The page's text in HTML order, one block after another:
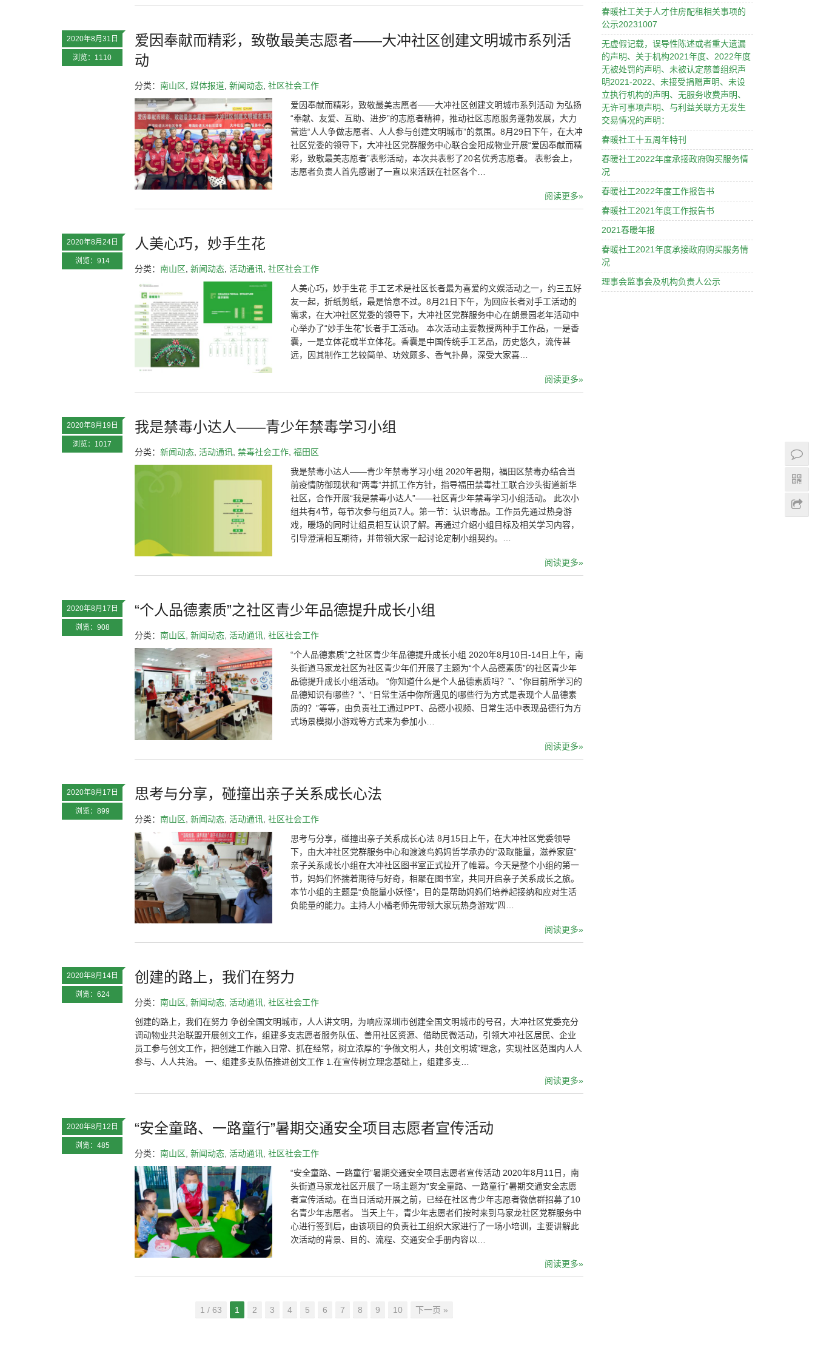
2020年8月31日
浏览：1110
爱因奉献而精彩，致敬最美志愿者——大冲社区创建文明城市系列活
动
分类： 南山区 媒体报道 新闻动态 社区社会工作
爱因奉献而精彩，致敬最美志愿者——大冲社区创建文明城市系列活动 为弘扬
“奉献、友爱、互助、进步”的志愿者精神，推动社区志愿服务蓬勃发展，大力
营造“人人争做志愿者、人人参与创建文明城市”的氛围。8月29日下午，在大冲
社区党委的领导下，大冲社区党群服务中心联合金阳成物业开展“爱因奉献而精
彩，致敬最美志愿者”表彰活动，本次共表彰了20名优秀志愿者。 表彰会上，
志愿者负责人首先感谢了一直以来活跃在社区各个…
阅读更多»
2020年8月24日
浏览：914
人美心巧，妙手生花
分类： 南山区, 新闻动态, 活动通讯, 社区社会工作
人美心巧，妙手生花 手工艺术是社区长者最为喜爱的文娱活动之一，约三五好
友一起，折纸剪纸，最是恰意不过。8月21日下午，为回应长者对手工活动的
需求，在大冲社区党委的领导下，大冲社区党群服务中心在朗景园老年活动中
心举办了“妙手生花”长者手工活动。 本次活动主要教授两种手工作品，一是香
囊，一是立体花或半立体花。香囊是中国传统手工艺品，历史悠久，流传甚
远，因其制作工艺较简单、功效颇多、香气扑鼻，深受大家喜…
阅读更多»
2020年8月19日
浏览：1017
我是禁毒小达人——青少年禁毒学习小组
分类： 新闻动态, 活动通讯, 禁毒社会工作, 福田区
我是禁毒小达人——青少年禁毒学习小组 2020年暑期，福田区禁毒办结合当
前疫情防御现状和“两毒”并抓工作方针，指导福田禁毒社工联合沙头街道新华
社区，合作开展“我是禁毒小达人”——社区青少年禁毒学习小组活动。 此次小
组共有4节，每节次参与组员7人。第一节：认识毒品。工作员先通过热身游
戏，暖场的同时让组员相互认识了解。再通过介绍小组目标及相关学习内容，
引导澄清相互期待，并带领大家一起讨论定制小组契约。…
阅读更多»
2020年8月17日
浏览：908
“个人品德素质”之社区青少年品德提升成长小组
分类： 南山区, 新闻动态, 活动通讯, 社区社会工作
“个人品德素质”之社区青少年品德提升成长小组 2020年8月10日-14日上午，南
头街道马家龙社区为社区青少年们开展了主题为“个人品德素质”的社区青少年
品德提升成长小组活动。 “你知道什么是个人品德素质吗？”、“你目前所学习的
品德知识有哪些？”、“日常生活中你所遇见的哪些行为方式是表现个人品德素
质的？”等等，由负责社工通过PPT、品德小视频、日常生活中表现品德行为方
式场景模拟小游戏等方式来为参加小…
阅读更多»
2020年8月17日
浏览：899
思考与分享，碰撞出亲子关系成长心法
分类： 南山区 新闻动态 活动通讯 社区社会工作
思考与分享，碰撞出亲子关系成长心法 8月15日上午，在大冲社区党委领导
下，由大冲社区党群服务中心和渡渡鸟妈妈哲学承办的“汲取能量，滋养家庭”
亲子关系成长小组在大冲社区图书室正式拉开了帷幕。今天是整个小组的第一
节，妈妈们怀揣着期待与好奇，相聚在图书室，共同开启亲子关系成长之旅。
本节小组的主题是“负能量小妖怪”，目的是帮助妈妈们培养起接纳和应对生活
负能量的能力。主持人小橘老师先带领大家玩热身游戏“四…
阅读更多»
2020年8月14日
浏览：624
创建的路上，我们在努力
分类： 南山区 新闻动态 活动通讯 社区社会工作
创建的路上，我们在努力 争创全国文明城市，人人讲文明，为响应深圳市创建全国文明城市的号召，大冲社区党委充分
调动物业共治联盟开展创文工作，组建多支志愿者服务队伍、善用社区资源、借助民微活动，引领大冲社区居民、企业
员工参与创文工作，把创建工作融入日常、抓在经常，树立浓厚的“争做文明人，共创文明城”理念，实现社区范围内人人
参与、人人共治。 一、组建多支队伍推进创文工作 1.在宣传树立理念基础上，组建多支…
阅读更多»
2020年8月12日
浏览：485
“安全童路、一路童行”暑期交通安全项目志愿者宣传活动
分类： 南山区 新闻动态 活动通讯 社区社会工作
“安全童路、一路童行”暑期交通安全项目志愿者宣传活动 2020年8月11日，南
头街道马家龙社区开展了一场主题为“安全童路、一路童行”暑期交通安全志愿
者宣传活动。在当日活动开展之前，已经在社区青少年志愿者微信群招募了10
名青少年志愿者。 当天上午，青少年志愿者们按时来到马家龙社区党群服务中
心进行签到后，由该项目的负责社工组织大家进行了一场小培训，主要讲解此
次活动的背景、目的、流程、交通安全手册内容以…
阅读更多»
1 / 63 1 2 3 4 5 6 7 8 9 10 下一页 »
春暖社工关于人才住房配租相关事项的
公示20231007
无虚假记载，误导性陈述或者重大遗漏
的声明、关于机构2021年度、2022年度
无被处罚的声明、未被认定慈善组织声
明2021-2022、未接受捐赠声明、未设
立执行机构的声明、无服务收费声明、
无许可事项声明、与利益关联方无发生
交易情况的声明：
春暖社工十五周年特刊
春暖社工2022年度承接政府购买服务情
况
春暖社工2022年度工作报告书
春暖社工2021年度工作报告书
2021春暖年报
春暖社工2021年度承接政府购买服务情
况
理事会监事会及机构负责人公示